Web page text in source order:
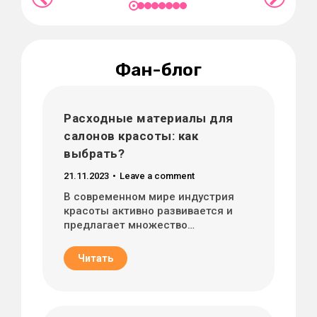
Фан-блог
Расходные материалы для
салонов красоты: как
выбрать?
21.11.2023 Leave a comment
В современном мире индустрия
красоты активно развивается и
предлагает множество…
Читать